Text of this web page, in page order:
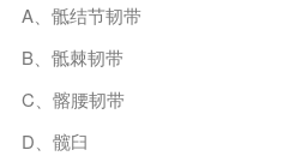
A、骶结节韧带
B、骶棘韧带
C、髂腰韧带
D、髋臼